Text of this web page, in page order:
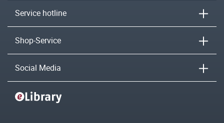
Service hotline
Shop-Service
Social Media